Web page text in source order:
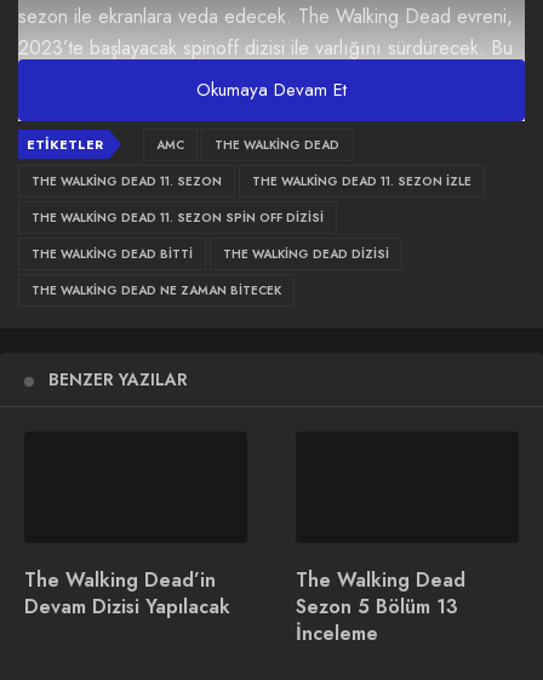
sezon ile ekranlara veda edecek. The Walking Dead evreni,
2023’te başlayacak spinoff dizisi ile varlığını sürdürecek. Bu
açıklama dizinin resmi twitter hesaından paylaşıldı.
BREAKING:
#TheWalkingDeadwill conclude in 2022 with an
extended 24-episode 11th and final season. In 2023, Angela
Norman Reedus and Melissa McBride. Details:
https://t.co/256kz1pAzn
pic.twitter.com/GLbd3zG6UF
AMC’nin Yeni Vampir
The Walking Dead: Daryl
Dixon 3. Sezonu İle Geri
Okumaya Devam Et
ETIKETLER AMC
THE WALKING DEAD
THE WALKING DEAD 11. SEZON
THE WALKING DEAD 11. SEZON IZLE
THE WALKING DEAD 11. SEZON SPIN OFF DIZISI
THE WALKING DEAD BITTI
THE WALKING DEAD DIZISI
THE WALKING DEAD NE ZAMAN BITECEK
BENZER YAZILAR
The Walking Dead’in
Devam Dizisi Yapılacak
The Walking Dead
Sezon 5 Bölüm 13
İnceleme